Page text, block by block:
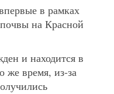
в рамках
на Красной
и находится в
же время, из-за